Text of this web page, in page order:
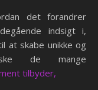
det forandrer
indsigt i,
at skabe unikke og
de mange
tilbyder,